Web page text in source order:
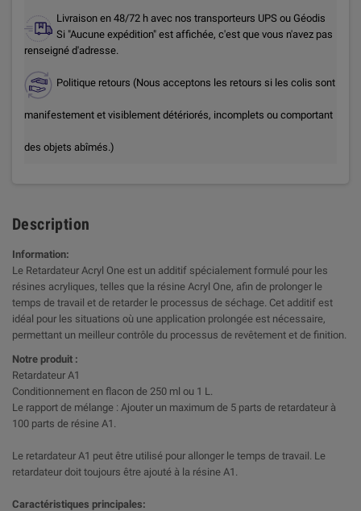
Livraison en 48/72 h avec nos transporteurs UPS ou Géodis
Si "Aucune expédition" est affichée, c'est que vous n'avez pas
renseigné d'adresse.
Politique retours (Nous acceptons les retours si les colis sont
manifestement et visiblement détériorés, incomplets ou comportant
des objets abîmés.)
Description
Information:
Le Retardateur Acryl One est un additif spécialement formulé pour les
résines acryliques, telles que la résine Acryl One, afin de prolonger le
temps de travail et de retarder le processus de séchage. Cet additif est
idéal pour les situations où une application prolongée est nécessaire,
permettant un meilleur contrôle du processus de revêtement et de finition.
Notre produit :
Retardateur A1
Conditionnement en flacon de 250 ml ou 1 L.
Le rapport de mélange : Ajouter un maximum de 5 parts de retardateur à
100 parts de résine A1.
Le retardateur A1 peut être utilisé pour allonger le temps de travail. Le
retardateur doit toujours être ajouté à la résine A1.
Caractéristiques principales: